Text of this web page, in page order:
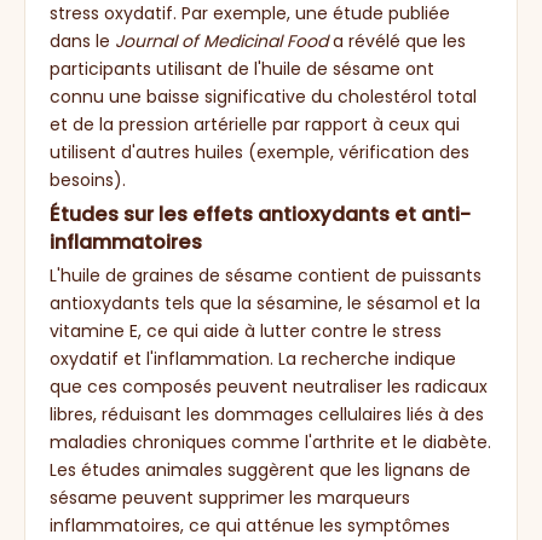
stress oxydatif. Par exemple, une étude publiée
dans le Journal of Medicinal Fooda révélé que les
participants utilisant de l'huile de sésame ont
connu une baisse significative du cholestérol total
et de la pression artérielle par rapport à ceux qui
utilisent d'autres huiles (exemple, vérification des
besoins).
Études sur les effets antioxydants et anti-
inflammatoires
L'huile de graines de sésame contient de puissants
antioxydants tels que la sésamine, le sésamol et la
vitamine E, ce qui aide à lutter contre le stress
oxydatif et l'inflammation. La recherche indique
que ces composés peuvent neutraliser les radicaux
libres, réduisant les dommages cellulaires liés à des
maladies chroniques comme l'arthrite et le diabète.
Les études animales suggèrent que les lignans de
sésame peuvent supprimer les marqueurs
inflammatoires, ce qui atténue les symptômes